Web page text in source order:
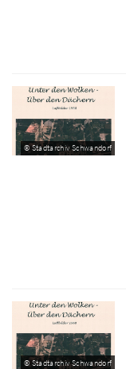
© Stadtarchiv Schwandorf
© Stadtarchiv Schwandorf